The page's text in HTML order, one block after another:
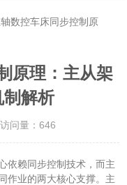
数控车床同步控制原
原理：主从架
解析
问量：646
赖同步控制技术，而主
作业的两大核心支撑。主